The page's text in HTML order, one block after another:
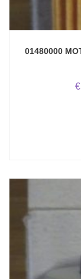
01480000
€